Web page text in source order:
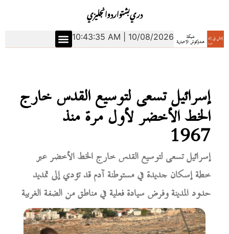
انجليزياردوبشتودري
10:43:36 AM | 10/08/2026
إسرائيل تسعى لتوسيع القدس خارج
الخط الأخضر لأول مرة منذ
1967
إسرائيل تسعى لتوسيع القدس خارج الخط الأخضر عبر
خطة إسكان جديدة في مستوطنة آدم قد تؤدي إلى تمديد
حدود المدينة وفرض سيادة فعلية في مناطق من الضفة الغربية